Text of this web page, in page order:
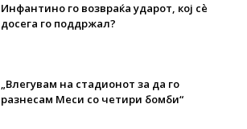
Инфантино го возвраќа ударот, кој сè
досега го поддржал?
„Влегувам на стадионот за да го
разнесам Меси со четири бомби“